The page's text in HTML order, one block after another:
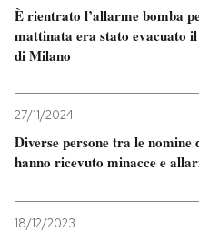
Sport
PODCAST
NEWSLETTER
I MIEI PREFERITI
È rientrato l’allarme bomba
mattinata era stato evacuato
di Milano
27/11/2024
Diverse persone tra le nomine
hanno ricevuto minacce e
18/12/2023